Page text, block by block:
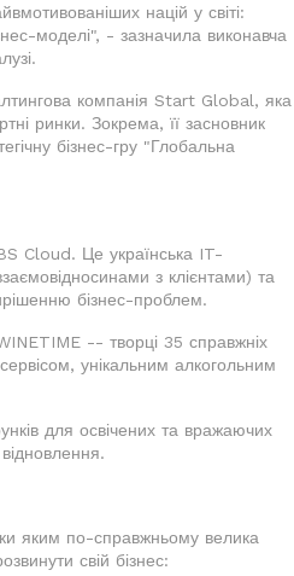
націй у світі:
моделі", - зазначила виконавча
компанія Start Global, яка
ринки. Зокрема, її засновник
бізнес-гру "Глобальна
Cloud. Це українська IT-
з клієнтами) та
бізнес-проблем.
-- творці 35 справжніх
унікальним алкогольним
для освічених та вражаючих
яким по-справжньому велика
свій бізнес: